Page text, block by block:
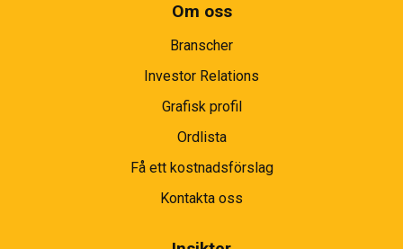
Om oss
Branscher
Investor Relations
Grafisk profil
Ordlista
Få ett kostnadsförslag
Kontakta oss